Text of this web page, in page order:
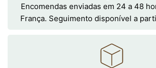
Encomendas enviadas em 24 a 48
França. Seguimento disponível a